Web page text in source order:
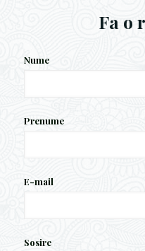
Fa o
Nume
Prenume
E-mail
Sosire